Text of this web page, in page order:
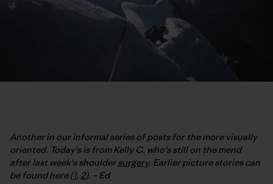
Another in our informal series of posts for the more visually
oriented. Today's is from Kelly C, who's still on the mend
after last week's shouldersurgery. Earlier picture stories can
be found here (1, 2). – Ed